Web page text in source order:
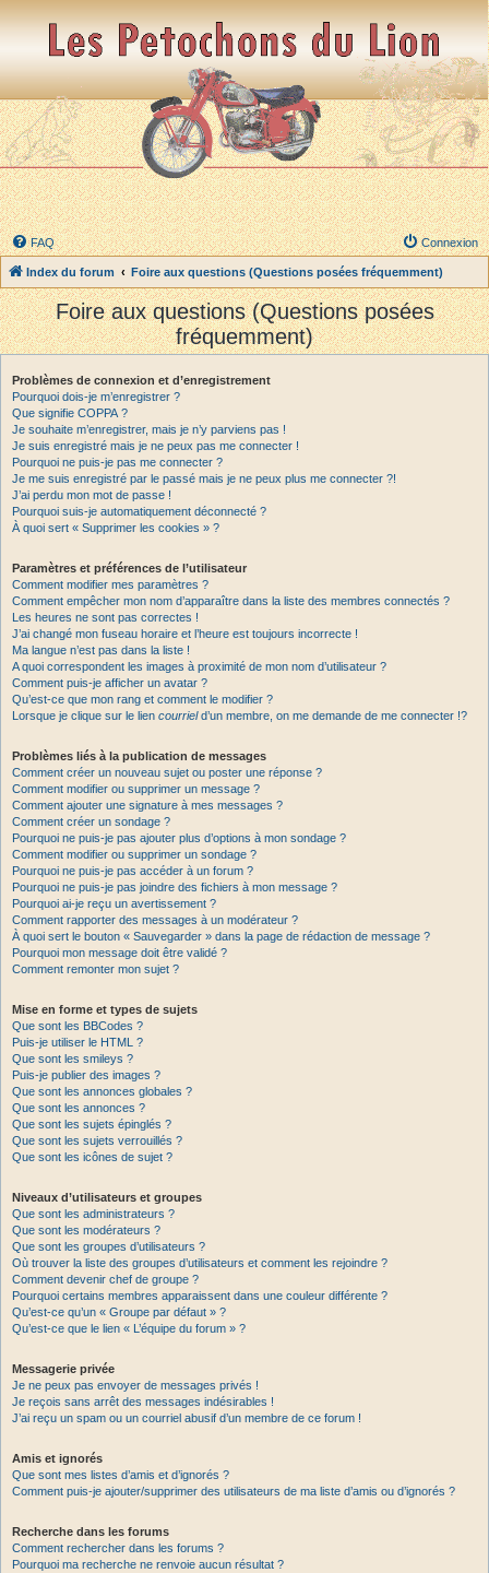
FAQ Connexion
Index du forum Foire aux questions (Questions posées fréquemment)
Foire aux questions (Questions posées
fréquemment)
Problèmes de connexion et d’enregistrement
Pourquoi dois-je m’enregistrer ?
Que signifie COPPA ?
Je souhaite m’enregistrer, mais je n’y parviens pas !
Je suis enregistré mais je ne peux pas me connecter !
Pourquoi ne puis-je pas me connecter ?
Je me suis enregistré par le passé mais je ne peux plus me connecter ?!
J’ai perdu mon mot de passe !
Pourquoi suis-je automatiquement déconnecté ?
À quoi sert « Supprimer les cookies » ?
Paramètres et préférences de l’utilisateur
Comment modifier mes paramètres ?
Comment empêcher mon nom d’apparaître dans la liste des membres connectés ?
Les heures ne sont pas correctes !
J’ai changé mon fuseau horaire et l’heure est toujours incorrecte !
Ma langue n’est pas dans la liste !
A quoi correspondent les images à proximité de mon nom d’utilisateur ?
Comment puis-je afficher un avatar ?
Qu’est-ce que mon rang et comment le modifier ?
Lorsque je clique sur le lien courrield’un membre, on me demande de me connecter !?
Problèmes liés à la publication de messages
Comment créer un nouveau sujet ou poster une réponse ?
Comment modifier ou supprimer un message ?
Comment ajouter une signature à mes messages ?
Comment créer un sondage ?
Pourquoi ne puis-je pas ajouter plus d’options à mon sondage ?
Comment modifier ou supprimer un sondage ?
Pourquoi ne puis-je pas accéder à un forum ?
Pourquoi ne puis-je pas joindre des fichiers à mon message ?
Pourquoi ai-je reçu un avertissement ?
Comment rapporter des messages à un modérateur ?
À quoi sert le bouton « Sauvegarder » dans la page de rédaction de message ?
Pourquoi mon message doit être validé ?
Comment remonter mon sujet ?
Mise en forme et types de sujets
Que sont les BBCodes ?
Puis-je utiliser le HTML ?
Que sont les smileys ?
Puis-je publier des images ?
Que sont les annonces globales ?
Que sont les annonces ?
Que sont les sujets épinglés ?
Que sont les sujets verrouillés ?
Que sont les icônes de sujet ?
Niveaux d’utilisateurs et groupes
Que sont les administrateurs ?
Que sont les modérateurs ?
Que sont les groupes d’utilisateurs ?
Où trouver la liste des groupes d’utilisateurs et comment les rejoindre ?
Comment devenir chef de groupe ?
Pourquoi certains membres apparaissent dans une couleur différente ?
Qu’est-ce qu’un « Groupe par défaut » ?
Qu’est-ce que le lien « L’équipe du forum » ?
Messagerie privée
Je ne peux pas envoyer de messages privés !
Je reçois sans arrêt des messages indésirables !
J’ai reçu un spam ou un courriel abusif d’un membre de ce forum !
Amis et ignorés
Que sont mes listes d’amis et d’ignorés ?
Comment puis-je ajouter/supprimer des utilisateurs de ma liste d’amis ou d’ignorés ?
Recherche dans les forums
Comment rechercher dans les forums ?
Pourquoi ma recherche ne renvoie aucun résultat ?